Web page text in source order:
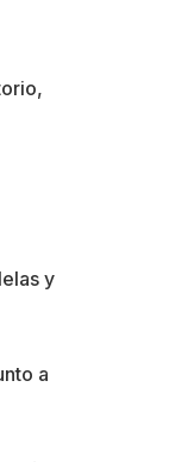
y
a